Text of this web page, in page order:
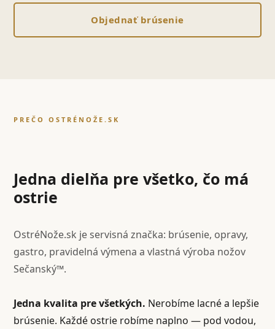
Objednať brúsenie
PREČO OSTRÉNOŽE.SK
Jedna dielňa pre všetko, čo má
ostrie
OstréNože.sk je servisná značka: brúsenie, opravy,
gastro, pravidelná výmena a vlastná výroba nožov
Sečanský™.
Jedna kvalita pre všetkých. Nerobíme lacné a lepšie
brúsenie. Každé ostrie robíme naplno — pod vodou,